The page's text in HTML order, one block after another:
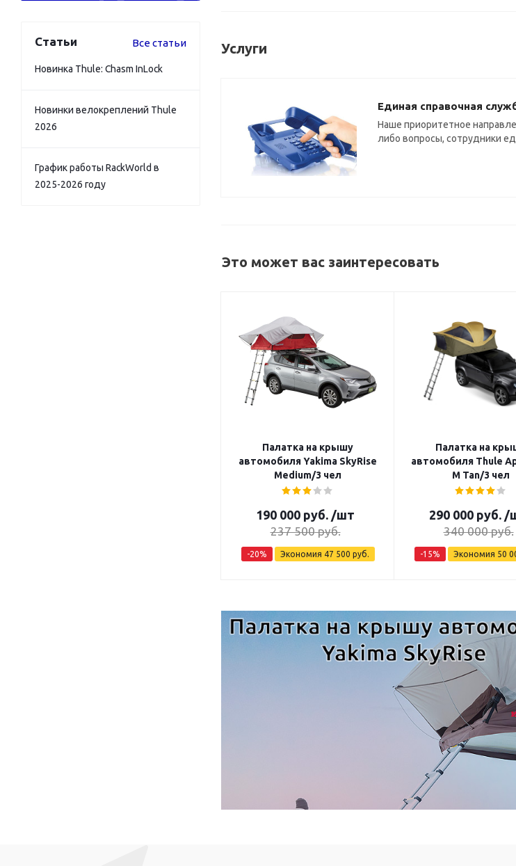
Услуги
Единая справочная
Наше приоритетное
либо вопросы, сотрудники
Это может вас заинтересовать
Палатка на крышу
автомобиля Yakima SkyRise
Medium/3 чел
190 000 руб. /шт
237 500руб.
-20% Экономия 47 500 руб.
Палатка на
автомобиля Thule
M Tan/3 чел
290 000 руб. /
340 000руб.
-15% Экономия 50
Статьи Все статьи
Новинка Thule: Chasm InLock
Новинки велокреплений Thule
2026
График работы RackWorld в
2025-2026 году